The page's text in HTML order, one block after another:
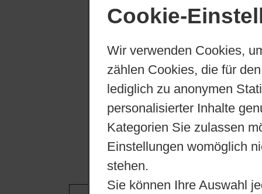
Cookie-
Wir verwenden Cookies,
zählen Cookies, die für
lediglich zu anonymen
personalisierter Inhalte
Kategorien Sie zulassen
Einstellungen womöglich
stehen.
Sie können Ihre Auswahl